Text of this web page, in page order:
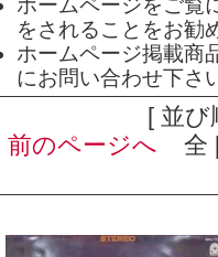
ホームページをご覧
をされることをお勧
ホームページ掲載商
にお問い合わせ下さ
[ 並
前のページへ 全